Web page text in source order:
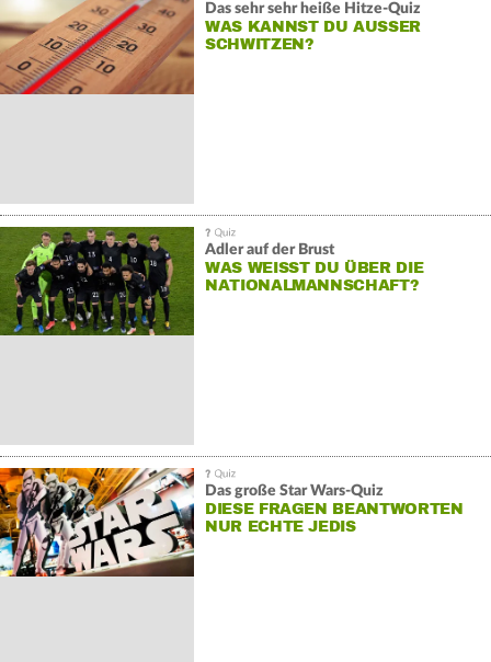
Das sehr sehr heiße Hitze-Quiz
WAS KANNST DU AUSSER S
CHWITZEN?
Adler auf der Brust
WAS WEISST DU ÜBER DIE N
ATIONALMANNSCHAFT?
Das große Star Wars-Quiz
DIESE FRAGEN BEANTWORTEN
NUR ECHTE JEDIS